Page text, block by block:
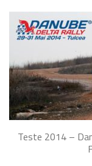
Teste 2014 –